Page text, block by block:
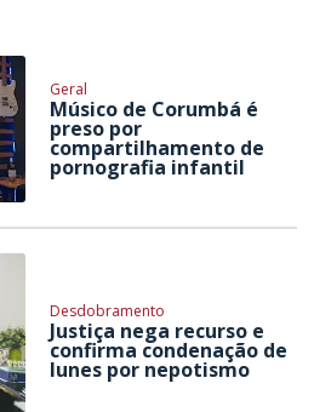
Geral
Músico de Corumbá é
preso por
compartilhamento de
pornografia infantil
Desdobramento
Justiça nega recurso e
confirma condenação de
Iunes por nepotismo